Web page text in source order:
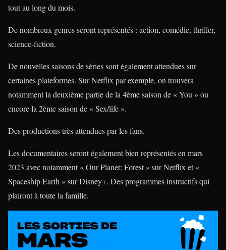
tout au long du mois.
De nombreux genres seront représentés : action, comédie, thriller,
science-fiction.
De nouvelles saisons de séries sont également attendues sur
certaines plateformes. Sur Netflix par exemple, on trouvera
notamment la deuxième partie de la 4ème saison de « You » ou
encore la 2ème saison de « Sex/life ».
Des productions très attendues par les fans.
Les documentaires seront également bien représentés en mars
2023 avec notamment « Our Planet: Forest » sur Netflix et «
Spaceship Earth » sur Disney+. Des programmes instructifs qui
plairont à toute la famille.